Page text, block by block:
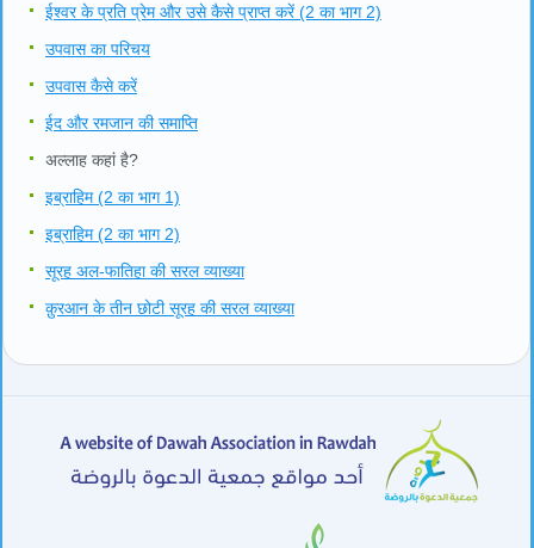
ईश्वर के प्रति प्रेम और उसे कैसे प्राप्त करें (2 का भाग 2)
उपवास का परिचय
उपवास कैसे करें
ईद और रमजान की समाप्ति
अल्लाह कहां है?
इब्राहिम (2 का भाग 1)
इब्राहिम (2 का भाग 2)
सूरह अल-फातिहा की सरल व्याख्या
क़ुरआन के तीन छोटी सूरह की सरल व्याख्या